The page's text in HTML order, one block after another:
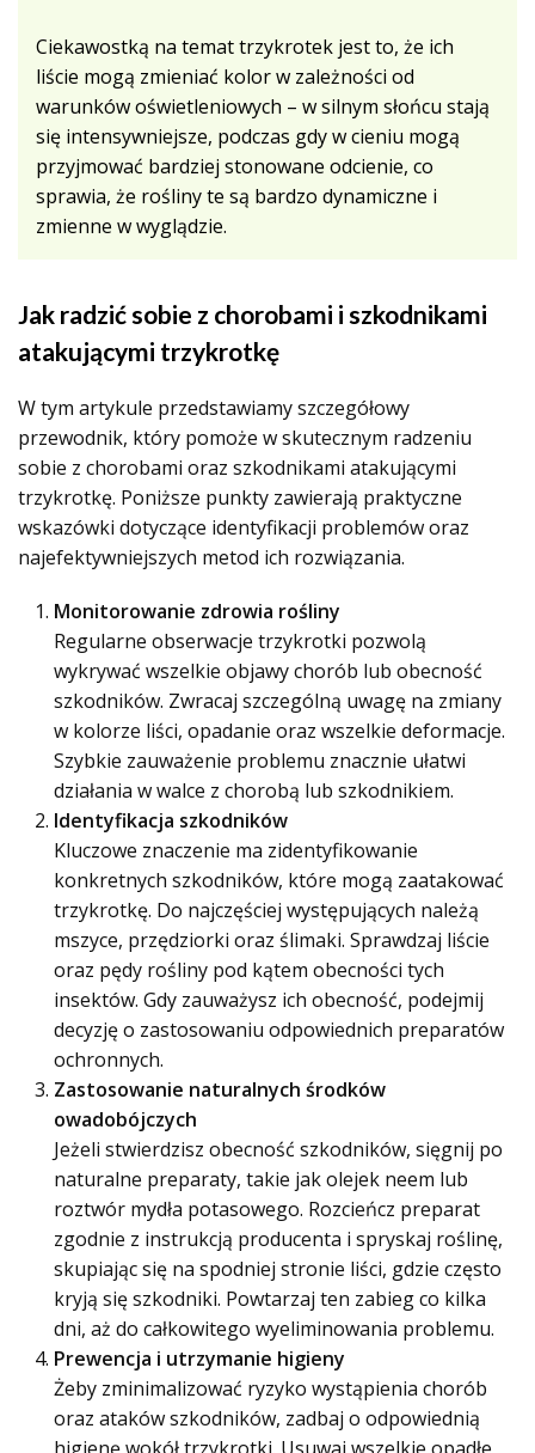
Ciekawostką na temat trzykrotek jest to, że ich
liście mogą zmieniać kolor w zależności od
warunków oświetleniowych – w silnym słońcu stają
się intensywniejsze, podczas gdy w cieniu mogą
przyjmować bardziej stonowane odcienie, co
sprawia, że rośliny te są bardzo dynamiczne i
zmienne w wyglądzie.
Jak radzić sobie z chorobami i szkodnikami
atakującymi trzykrotkę
W tym artykule przedstawiamy szczegółowy
przewodnik, który pomoże w skutecznym radzeniu
sobie z chorobami oraz szkodnikami atakującymi
trzykrotkę. Poniższe punkty zawierają praktyczne
wskazówki dotyczące identyfikacji problemów oraz
najefektywniejszych metod ich rozwiązania.
Monitorowanie zdrowia rośliny
Regularne obserwacje trzykrotki pozwolą
wykrywać wszelkie objawy chorób lub obecność
szkodników. Zwracaj szczególną uwagę na zmiany
w kolorze liści, opadanie oraz wszelkie deformacje.
Szybkie zauważenie problemu znacznie ułatwi
działania w walce z chorobą lub szkodnikiem.
Identyfikacja szkodników
Kluczowe znaczenie ma zidentyfikowanie
konkretnych szkodników, które mogą zaatakować
trzykrotkę. Do najczęściej występujących należą
mszyce, przędziorki oraz ślimaki. Sprawdzaj liście
oraz pędy rośliny pod kątem obecności tych
insektów. Gdy zauważysz ich obecność, podejmij
decyzję o zastosowaniu odpowiednich preparatów
ochronnych.
Zastosowanie naturalnych środków
owadobójczych
Jeżeli stwierdzisz obecność szkodników, sięgnij po
naturalne preparaty, takie jak olejek neem lub
roztwór mydła potasowego. Rozcieńcz preparat
zgodnie z instrukcją producenta i spryskaj roślinę,
skupiając się na spodniej stronie liści, gdzie często
kryją się szkodniki. Powtarzaj ten zabieg co kilka
dni, aż do całkowitego wyeliminowania problemu.
Prewencja i utrzymanie higieny
Żeby zminimalizować ryzyko wystąpienia chorób
oraz ataków szkodników, zadbaj o odpowiednią